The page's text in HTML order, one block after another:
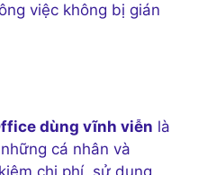
việc không bị gián
dùng vĩnh viễn là
cá nhân và
chi phí, sử dụng